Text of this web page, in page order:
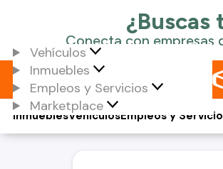
Vehículos
Inmuebles
Empleos y Servicios
Marketplace
Vehículos
Inmuebles Empleos y